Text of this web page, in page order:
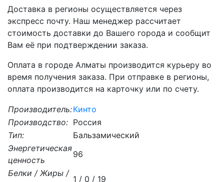
Доставка в регионы осуществляется через
экспресс почту. Наш менеджер рассчитает
стоимость доставки до Вашего города и сообщит
Вам её при подтверждении заказа.
Оплата в городе Алматы производится курьеру во
время получения заказа. При отправке в регионы,
оплата производится на карточку или по счету.
Производитель:Кинто
Производство: Россия
Тип:
Бальзамический
Энергетическая
ценность
96
Белки / Жиры /
1 / 0 / 19